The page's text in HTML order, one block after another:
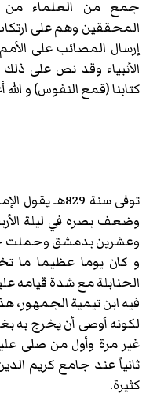
جمع من العلماء من
المحققين وهم على
إرسال المصائب على
الأنبياء وقد نص على
كتابنا (قمع النفوس) و الله
توفى سنة
وضعف بصره في ليلة
وعشرين بدمشق وحملت
و كان يوما عظيما
الحنابلة مع شدة قيامه
فيه ابن تيمية الجمهور،
لكونه أوصى أن يخرج به
غير مرة وأول من صلى
ثانياً عند جامع كريم
كثيرة.